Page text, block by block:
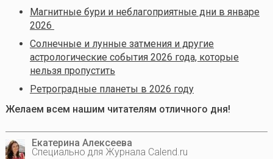
Магнитные бури и неблагоприятные дни в январе
2026
Солнечные и лунные затмения и другие
астрологические события 2026 года, которые
нельзя пропустить
Ретроградные планеты в 2026 году
Желаем всем нашим читателям отличного дня!
Екатерина Алексеева
Специально для Журнала Calend.ru